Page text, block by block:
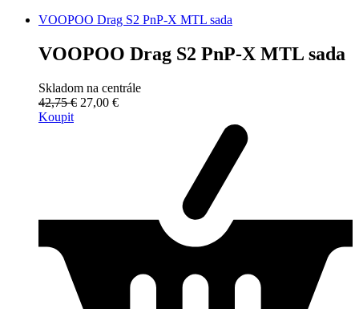
VOOPOO Drag S2 PnP-X MTL sada
VOOPOO Drag S2 PnP-X MTL sada
Skladom na centrále
42,75 € 27,00 €
Koupit